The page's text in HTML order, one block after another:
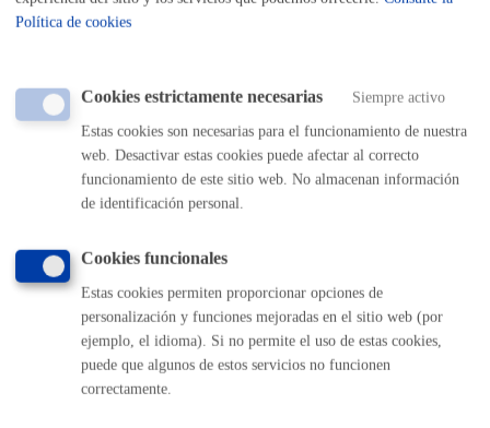
Denuncias
Volver atrás
Comunícate con el Ayuntamiento de Donostia / San
Sebastián
(gratuito desde Donostia / San Sebastián)
(+34) 943 481 000
Buzón de la ciudadanía
Política de cookies
Cookies estrictamente necesarias Siempre activo
Estas cookies son necesarias para el funcionamiento de nuestra
web. Desactivar estas cookies puede afectar al correcto
funcionamiento de este sitio web. No almacenan información
de identificación personal.
Cookies funcionales
Estas cookies permiten proporcionar opciones de
personalización y funciones mejoradas en el sitio web (por
ejemplo, el idioma). Si no permite el uso de estas cookies,
puede que algunos de estos servicios no funcionen
correctamente.